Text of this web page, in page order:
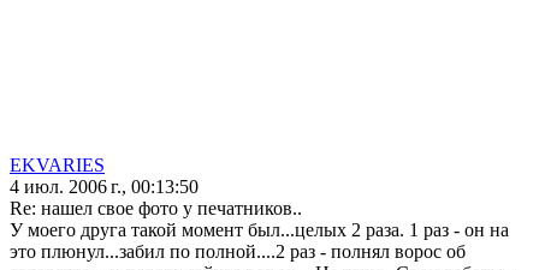
EKVARIES
4 июл. 2006 г., 00:13:50
Re: нашел свое фото у печатников..
У моего друга такой момент был...целых 2 раза. 1 раз - он на
это плюнул...забил по полной....2 раз - полнял ворос об